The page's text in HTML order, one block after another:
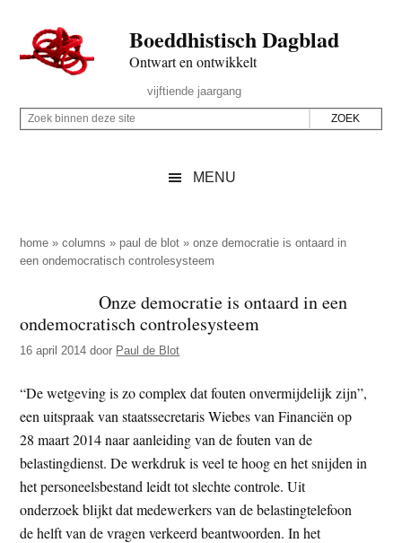
naar
de
inhoud
secondary
naar
de
sidebar
naar
de
Boeddhistisch Dagblad
Ontwart en ontwikkelt
Rechts
vijftiende jaargang
Z
p
d
z
e
i
t
e
Z
i
n
n
d
z
e
s
i
t
e
MENU
home »columns » paul de blot »onze democratie is ontaard in
een ondemocratisch controlesysteem
Onze democratie is ontaard in een
ondemocratisch controlesysteem
16 april 2014 door Paul de Blot
“De wetgeving is zo complex dat fouten onvermijdelijk zijn”,
een uitspraak van staatssecretaris Wiebes van Financiën op
28 maart 2014 naar aanleiding van de fouten van de
belastingdienst. De werkdruk is veel te hoog en het snijden in
het personeelsbestand leidt tot slechte controle. Uit
onderzoek blijkt dat medewerkers van de belastingtelefoon
de helft van de vragen verkeerd beantwoorden. In het